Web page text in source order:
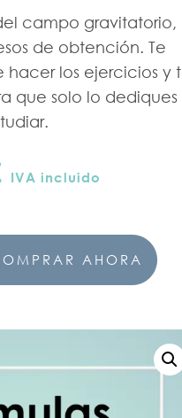
campo gravitatorio,
de obtención. Te
hacer los ejercicios y
que solo lo dediques
IVA incluido
AHORA